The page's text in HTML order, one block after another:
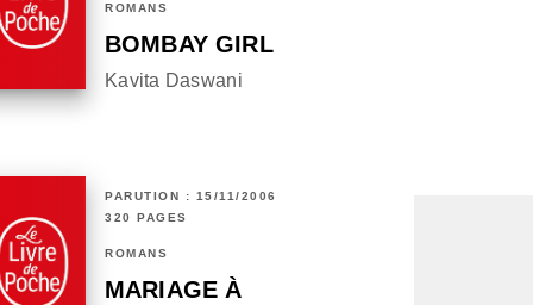
ROMANS
BOMBAY GIRL
Kavita Daswani
PARUTION : 15/11/2006
320 PAGES
ROMANS
MARIAGE À